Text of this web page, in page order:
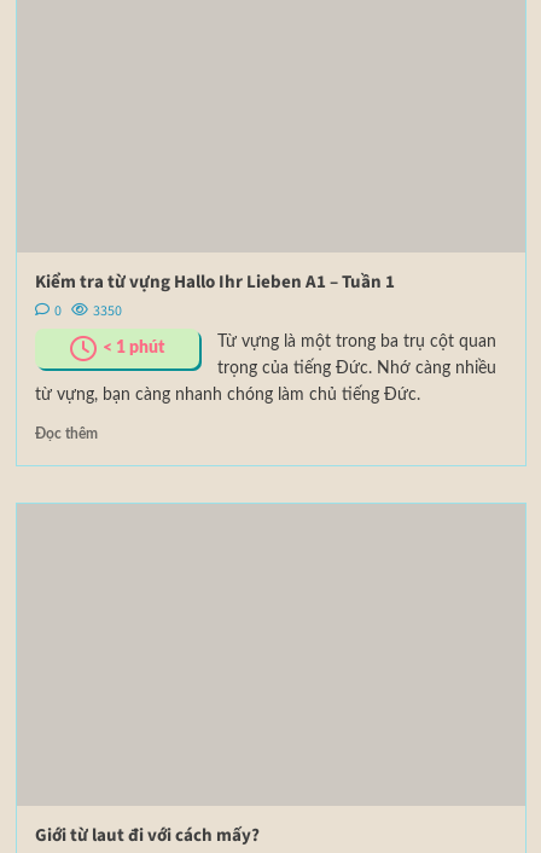
Kiểm tra từ vựng Hallo Ihr Lieben A1 – Tuần 1
0 3350
< 1 phút
Từ vựng là một trong ba trụ cột quan
trọng của tiếng Đức. Nhớ càng nhiều
từ vựng, bạn càng nhanh chóng làm chủ tiếng Đức.
Đọc thêm
Giới từ laut đi với cách mấy?